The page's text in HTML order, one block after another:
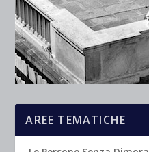
AREE TEMATICHE